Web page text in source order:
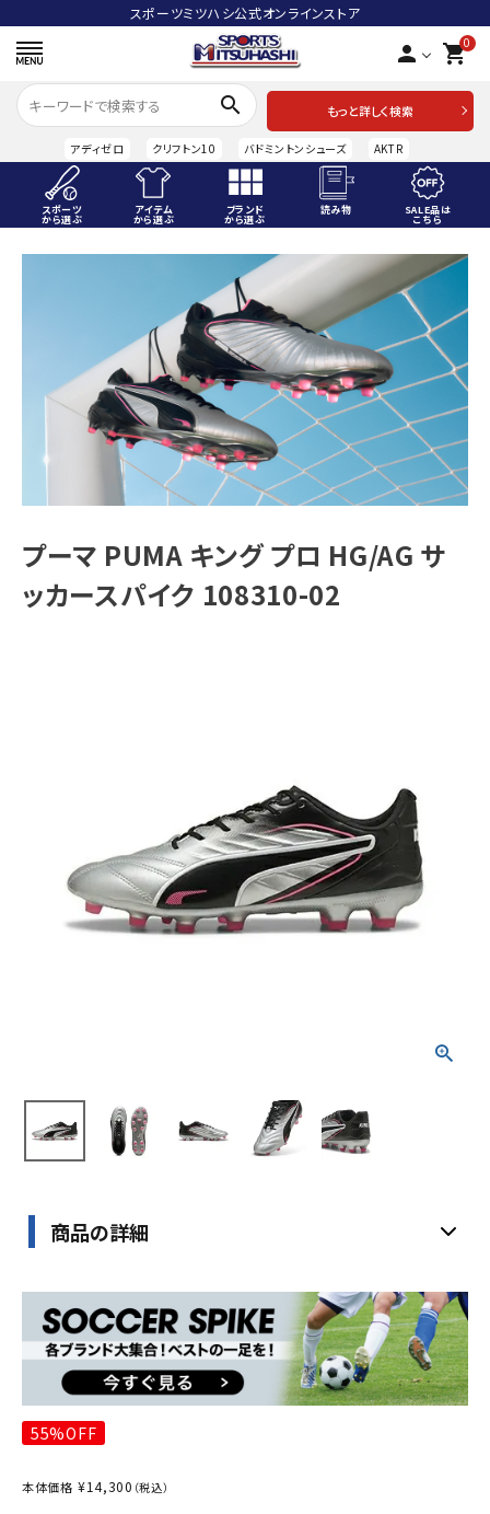
スポーツミツハシ公式オンラインストア
person 0
shopping_cart
search
もっと詳しく検索
アディゼロ クリフトン10 バドミントンシューズ AKTR
スポーツ
から選ぶ
アイテム
から選ぶ
ブランド
から選ぶ
読み物 SALE品は
こちら
ACCOUNT MENU
person 会員登録
スポーツから選ぶ
アイテムから選ぶ
ブランドから選ぶ
SALE品はこちら
プライバシーポリシー
プーマ PUMA キング プロ HG/AG サ
ッカースパイク 108310-02
商品の詳細
55%OFF
本体価格 ¥14,300 （税込）